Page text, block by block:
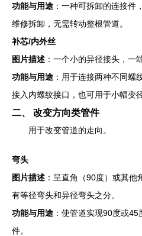
功能与用途 ：一种可拆卸的连接件
维修拆卸，无需转动整根管道。
补芯/内外丝
图片描述 ：一个小的异径接头，一
功能与用途 ：用于连接两种不同螺
接入内螺纹接口，也可用于小幅变径
二、 改变方向类管件
用于改变管道的走向。
弯头
图片描述 ：呈直角（90度）或其他
有等径弯头和异径弯头之分。
功能与用途 ：使管道实现90度或
件。